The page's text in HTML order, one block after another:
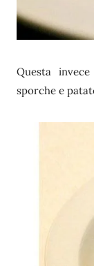
Questa
sporche e